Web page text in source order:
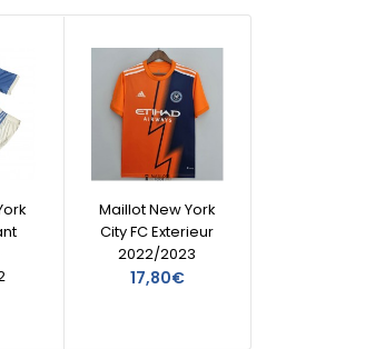
Maillot New York
City FC Exterieur
2022/2023
17,80€